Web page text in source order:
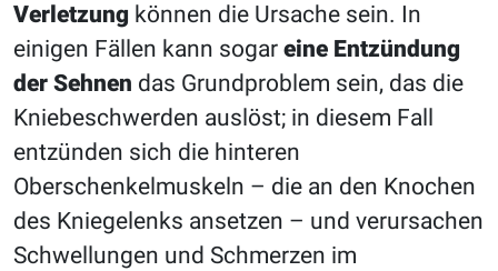
Verletzung können die Ursache sein. In
einigen Fällen kann sogar eine Entzündung
der Sehnen das Grundproblem sein, das die
Kniebeschwerden auslöst; in diesem Fall
entzünden sich die hinteren
Oberschenkelmuskeln – die an den Knochen
des Kniegelenks ansetzen – und verursachen
Schwellungen und Schmerzen im